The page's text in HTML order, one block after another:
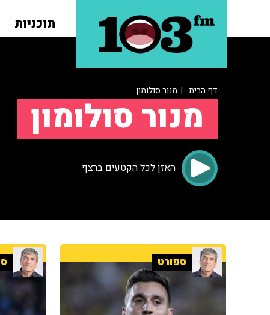
תוכניות
דף הבית | מנור סולומון
מנור סולומון
האזן לכל הקטעים ברצף
ספורט